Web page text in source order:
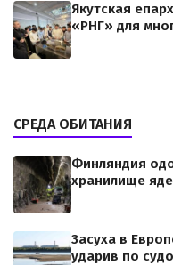
Якутская
«РНГ» для
СРЕДА ОБИТАНИЯ
Финляндия
хранилище
Засуха в
ударив по